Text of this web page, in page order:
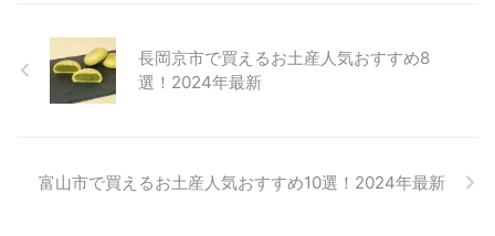
長岡京市で買えるお土産人気おすすめ8
選！2024年最新
富山市で買えるお土産人気おすすめ10選！2024年最新